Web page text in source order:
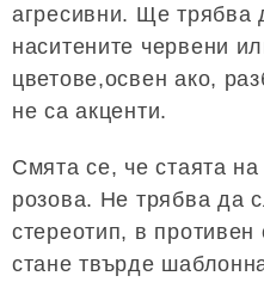
агресивни. Ще трябва
наситените червени
цветове,освен ако,
не са акценти.
Смята се, че стаята
розова. Не трябва да
стереотип, в
стане твърде